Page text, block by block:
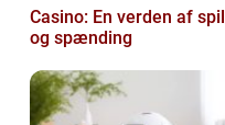
Casino: En verden af spil
og spænding